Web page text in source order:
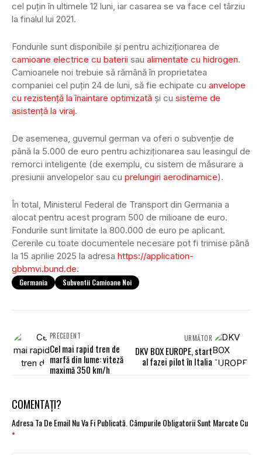
cel puțin în ultimele 12 luni, iar casarea se va face cel târziu
la finalul lui 2021.
Fondurile sunt disponibile și pentru achiziționarea de
camioane electrice cu baterii sau alimentate cu hidrogen.
Camioanele noi trebuie să rămână în proprietatea
companiei cel puțin 24 de luni, să fie echipate cu anvelope
cu rezistență la înaintare optimizată și cu sisteme de
asistență la viraj.
De asemenea, guvernul german va oferi o subvenție de
până la 5.000 de euro pentru achiziționarea sau leasingul de
remorci inteligente (de exemplu, cu sistem de măsurare a
presiunii anvelopelor sau cu prelungiri aerodinamice).
În total, Ministerul Federal de Transport din Germania a
alocat pentru acest program 500 de milioane de euro.
Fondurile sunt limitate la 800.000 de euro pe aplicant.
Cererile cu toate documentele necesare pot fi trimise până
la 15 aprilie 2025 la adresa https://application-
gbbmvi.bund.de.
Germania Subventii Camioane Noi
PRECEDENT
Cel mai rapid tren de
marfă din lume: viteză
maximă 350 km/h
URMĂTOR
DKV BOX EUROPE, start
al fazei pilot în Italia
COMENTAȚI?
Adresa Ta De Email Nu Va Fi Publicată. Câmpurile Obligatorii Sunt Marcate Cu
*